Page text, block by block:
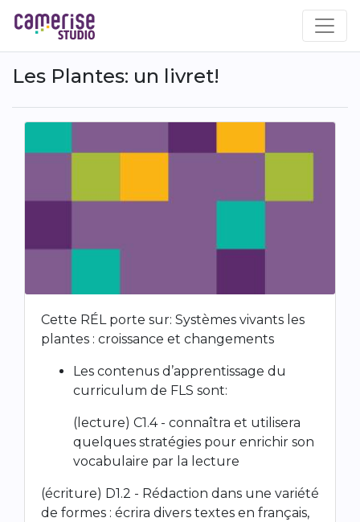
au
contenu
principal
Les Plantes: un livret!
Cette RÉL porte sur: Systèmes vivants les
plantes : croissance et changements
Les contenus d’apprentissage du
curriculum de FLS sont:
(lecture) C1.4 - connaîtra et utilisera
quelques stratégies pour enrichir son
vocabulaire par la lecture
(écriture) D1.2 - Rédaction dans une variété
de formes : écrira divers textes en français,